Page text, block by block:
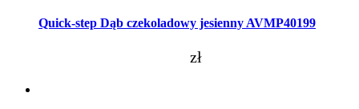
Quick-step Dąb czekoladowy jesienny AVMP40199
zł